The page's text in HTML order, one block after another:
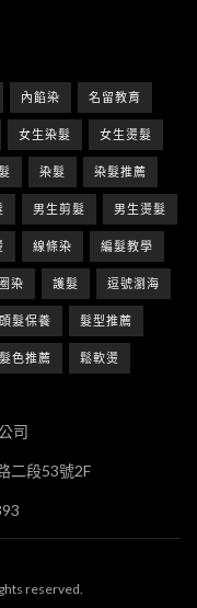
內餡染 名留教育
女生染髮 女生燙髮
染髮 染髮推薦
男生剪髮 男生燙髮
線條染 編髮教學
染 護髮 逗號瀏海
頭髮保養 髮型推薦
髮色推薦 鬆軟燙
司
二段53號2F
reserved.